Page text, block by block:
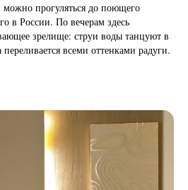
прогуляться до поющего
в России. По вечерам здесь
зрелище: струи воды танцуют в
всеми оттенками радуги.